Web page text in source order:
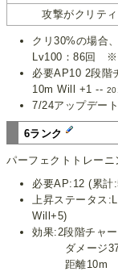
攻撃がクリテ
クリ30%の場合
Lv100：86回 ※
必要AP10 2段
10m Will +1 --
7/24アップデー
6ランク
パーフェクトトレー
必要AP:12 (累計
上昇ステータス
Will+5)
効果:2段階チャ
ダメージ
距離10m